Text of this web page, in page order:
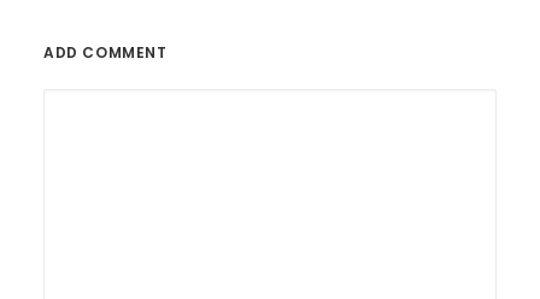
ADD COMMENT